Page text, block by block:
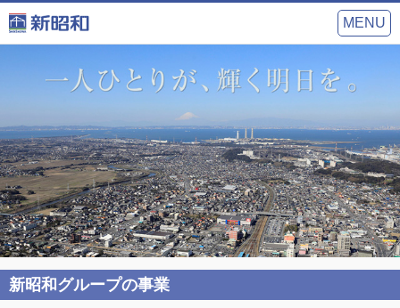
MENU
新昭和グループの事業